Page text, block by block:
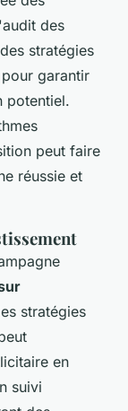
des
stratégies
garantir
potentiel.
peut faire
réussie et
stratégies
en
suivi